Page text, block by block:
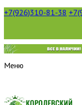
+7(926)310-81-38
Меню